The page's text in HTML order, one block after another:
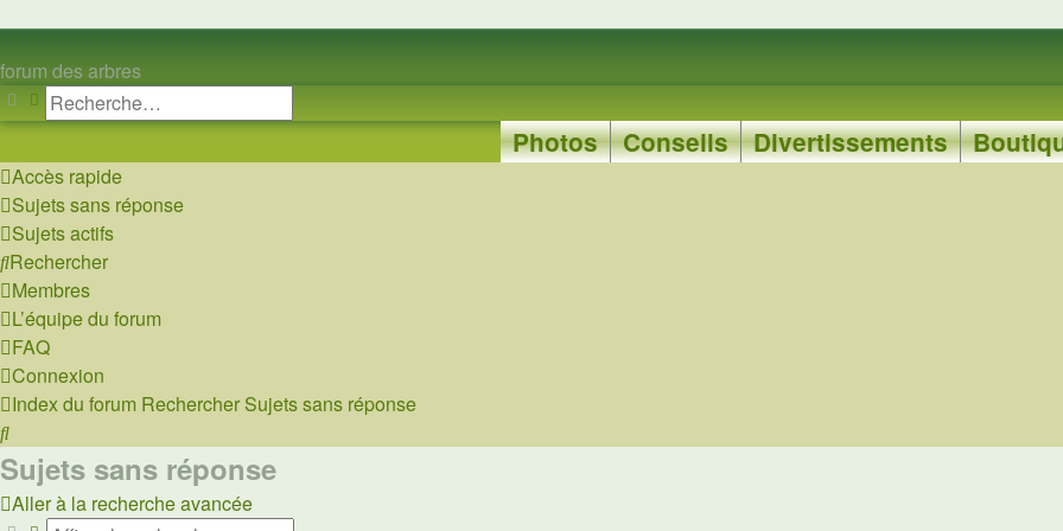
forum des arbres
Rechercher
Recherche avancée
Photos Conseils Divertissements
Accès rapide
Sujets sans réponse
Sujets actifs
Rechercher
Membres
L’équipe du forum
FAQ
Connexion
Index du forum Rechercher Sujets sans réponse
Rechercher
Sujets sans réponse
Aller à la recherche avancée